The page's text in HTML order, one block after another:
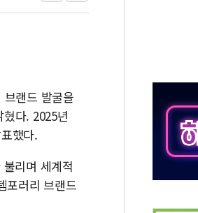
령 "결혼 때문에 손해 보는 일 없게"…'결혼 페
말다툼 중 어머니 흉기 살해 10대 아들 체포
낸 김민석에 '뻔뻔' 받아친 정청래…제주 연
랜드 발굴을
다. 2025년
했다.
리며 세계적
포러리 브랜드